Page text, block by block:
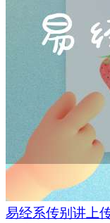
易经系传别讲上